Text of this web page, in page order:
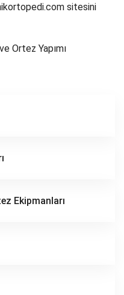
sitesini
Ortez Yapımı
Ekipmanları